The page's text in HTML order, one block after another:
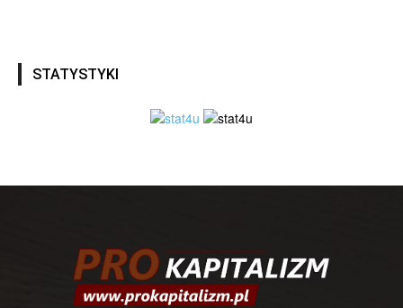
STATYSTYKI